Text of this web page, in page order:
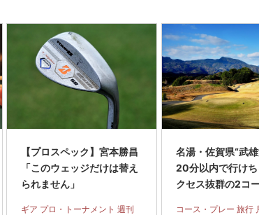
【プロスペック】宮本勝昌
「このウェッジだけは替え
られません」
ギア プロ・トーナメント 週刊
名湯・佐賀県“武
20分以内で行け
クセス抜群の2コ
コース・プレー 旅行